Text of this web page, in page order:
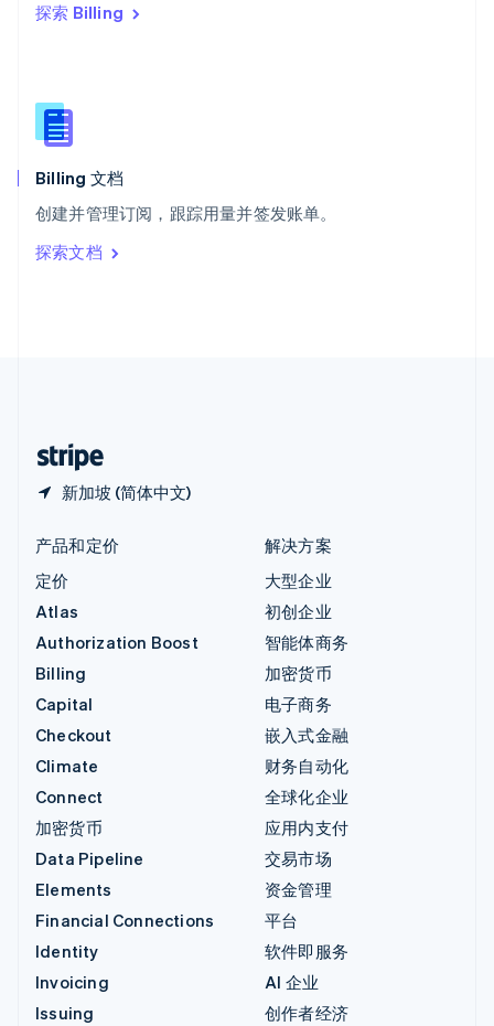
探索 Billing
Billing 文档
创建并管理订阅，跟踪用量并签发账单。
探索文档
新加坡 (简体中文)
西班牙
新西兰
English
匈牙利
English
ItalianoEnglish
印度
English
产品和定价
定价
Atlas
Authorization Boost
Billing
Capital
Checkout
Climate
Connect
加密货币
Data Pipeline
Elements
Financial Connections
Identity
Invoicing
Issuing
解决方案
大型企业
初创企业
智能体商务
加密货币
电子商务
嵌入式金融
财务自动化
全球化企业
应用内支付
交易市场
资金管理
平台
软件即服务
AI 企业
创作者经济